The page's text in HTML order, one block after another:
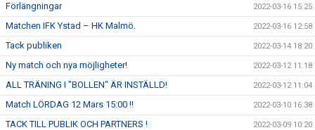
Förlängningar 2022-03-16 15:25
Matchen IFK Ystad – HK Malmö. 2022-03-16 12:58
Tack publiken 2022-03-14 18:20
Ny match och nya möjligheter! 2022-03-12 11:18
ALL TRÄNING I "BOLLEN" ÄR INSTÄLLD! 2022-03-12 11:04
Match LÖRDAG 12 Mars 15:00 !! 2022-03-10 16:38
TACK TILL PUBLIK OCH PARTNERS ! 2022-03-09 10:20